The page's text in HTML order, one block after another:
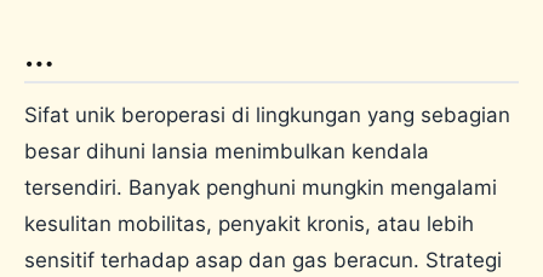
…
Sifat unik beroperasi di lingkungan yang sebagian
besar dihuni lansia menimbulkan kendala
tersendiri. Banyak penghuni mungkin mengalami
kesulitan mobilitas, penyakit kronis, atau lebih
sensitif terhadap asap dan gas beracun. Strategi